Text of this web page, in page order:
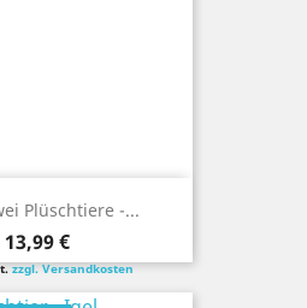
Plüschtiere -...
Preis
13,99 €
zzgl. Versandkosten